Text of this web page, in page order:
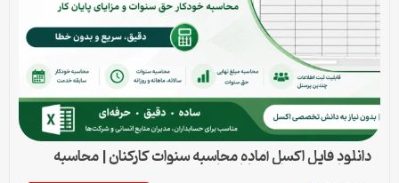
دانلود فایل اکسل آماده محاسبه سنوات کارکنان | محاسبه
خودکار حق سنوات و پایان کار